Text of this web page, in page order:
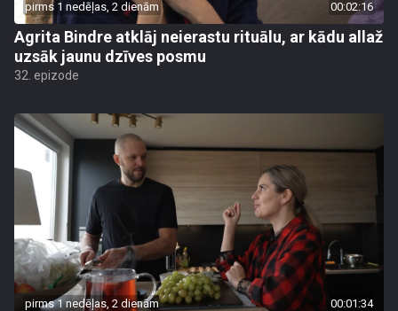
pirms 1 nedēļas, 2 dienām 00:02:16
Agrita Bindre atklāj neierastu rituālu, ar kādu allaž
uzsāk jaunu dzīves posmu
32. epizode
pirms 1 nedēļas, 2 dienām 00:01:34